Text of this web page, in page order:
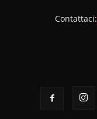
Contattaci: